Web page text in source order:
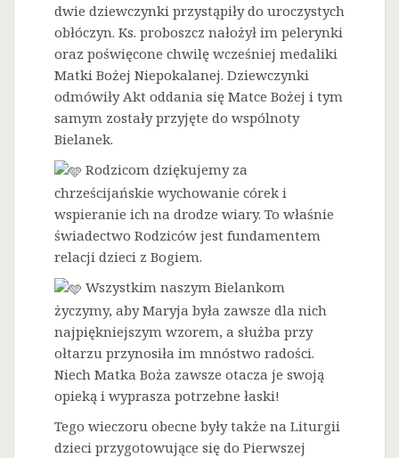
dwie dziewczynki przystąpiły do uroczystych
obłóczyn. Ks. proboszcz nałożył im pelerynki
oraz poświęcone chwilę wcześniej medaliki
Matki Bożej Niepokalanej. Dziewczynki
odmówiły Akt oddania się Matce Bożej i tym
samym zostały przyjęte do wspólnoty
Bielanek.
Rodzicom dziękujemy za
chrześcijańskie wychowanie córek i
wspieranie ich na drodze wiary. To właśnie
świadectwo Rodziców jest fundamentem
relacji dzieci z Bogiem.
Wszystkim naszym Bielankom
życzymy, aby Maryja była zawsze dla nich
najpiękniejszym wzorem, a służba przy
ołtarzu przynosiła im mnóstwo radości.
Niech Matka Boża zawsze otacza je swoją
opieką i wyprasza potrzebne łaski!
Tego wieczoru obecne były także na Liturgii
dzieci przygotowujące się do Pierwszej